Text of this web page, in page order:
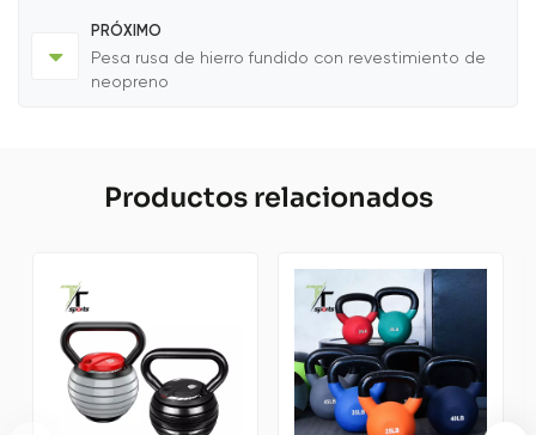
PRÓXIMO
Pesa rusa de hierro fundido con revestimiento de
neopreno
Productos relacionados